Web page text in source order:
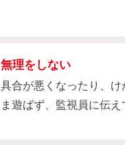
無理をしない
具合が悪くなったり、け
ま遊ばず、監視員に伝え